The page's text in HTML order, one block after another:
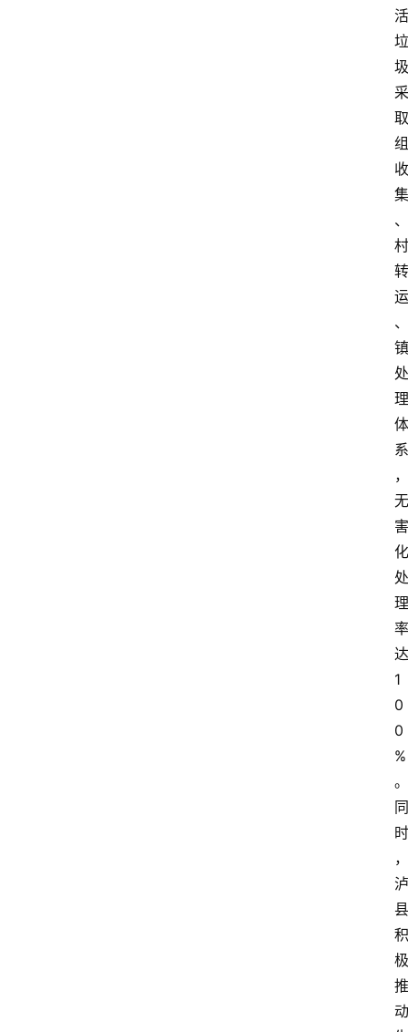
活
垃
圾
采
取
组
收
集
、
村
转
运
、
镇
处
理
体
系
，
无
害
化
处
理
率
达
1
0
0
%
。
同
时
，
泸
县
积
极
推
动